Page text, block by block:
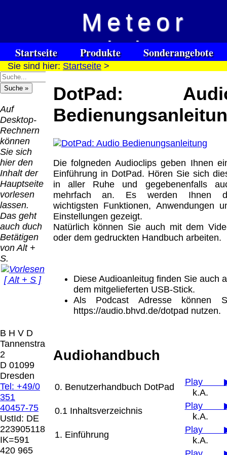
Meteor
Vision
Spezialuhrenspecial
watches
/ deafblind / sourdes et aveugles
Startseite Produkte
Sonderangebote
Kontakt
Impressum
Links
Hilfsmittel
Warenkorb
Sie sind hier: Startseite >
Auf
Desktop-
Rechnern
können
Sie sich
hier den
Inhalt der
Hauptseite
vorlesen
lassen.
Das geht
auch duch
Betätigen
von Alt +
S.
[ Alt + S ]
B H V D
Tannenstrasse
2
D 01099
Dresden
Tel: +49/0
351
40457-75
UstId: DE
223905118
IK=591
420 965
DotPad:
Die folgneden Audioclips geben Ihnen
Einführung in DotPad. Hören Sie sich
in aller Ruhe und gegebenenfalls
mehrfach an. Es werden Ihnen
wichtigsten Funktionen, Anwendungen
Einstellungen gezeigt.
Natürlich können Sie auch mit dem
oder dem gedruckten Handbuch arbeiten.
Diese Audioanleitug finden Sie auch
dem mitgelieferten USB-Stick.
Als Podcast Adresse können
https://audio.bhvd.de/dotpad nutzen.
Audiohandbuch
0. Benutzerhandbuch DotPad
Play
k.A.
0.1 Inhaltsverzeichnis
Play
k.A.
1. Einführung
Play
k.A.
QR
Code:
Versandkosten DHL
Standard bis 5kg
Deutschland
8.95 €
Deutschland
Vorkasse: 6.95
€
PayPal: 6.95 €
Schweiz)
Vorkasse:
20.00 €
EU (inkl.
Schweiz)
PayPal: 20.00
€
Der Versand erfolgt
Paket.
Selbstabholung
vom Büro oder
Ausstellungen:
Software
Download only
Deutschland
Deutschland
PayPal:
0.00 €
Schweiz)
0.00 €
EU (inkl.
Schweiz)
PayPal:
0.00 €
Bei dieser
Versandart
und die
Rechnung /
Lieferschein. Sie
erhalten also
Die in diesem Dokument genannten
Warenzeichen sind Eigentum der jeweiligen
Firmen. Preisänderungen, Irrtümer und
technische Änderungen vorbehalten.
letzte Änderung: 8. Juni 2026 Blinden
Hilfsmittel Vertrieb Dresden,
Mit einem Urteil vom 12.05.1998 - 312 O
85/98 - Haftung für Links hat das Landgericht
2026